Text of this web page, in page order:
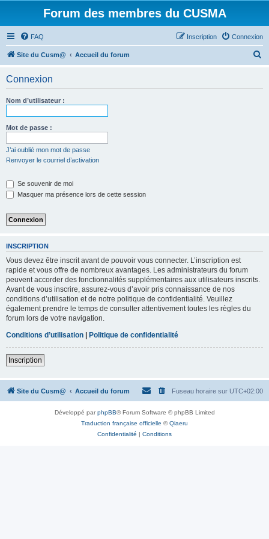
Forum des membres du CUSMA
FAQ Connexion
Inscription
Site du Cusm@ Accueil du forum
Connexion
Nom d’utilisateur :
Mot de passe :
J’ai oublié mon mot de passe
Renvoyer le courriel d’activation
Se souvenir de moi
Masquer ma présence lors de cette session
INSCRIPTION
Vous devez être inscrit avant de pouvoir vous connecter. L’inscription est
rapide et vous offre de nombreux avantages. Les administrateurs du forum
peuvent accorder des fonctionnalités supplémentaires aux utilisateurs inscrits.
Avant de vous inscrire, assurez-vous d’avoir pris connaissance de nos
conditions d’utilisation et de notre politique de confidentialité. Veuillez
également prendre le temps de consulter attentivement toutes les règles du
forum lors de votre navigation.
Conditions d’utilisation | Politique de confidentialité
Inscription
Site du Cusm@ Accueil du forum Fuseau horaire sur UTC+02:00
Développé parphpBB® Forum Software © phpBB Limited
Traduction française officielle ©Qiaeru
Confidentialité | Conditions